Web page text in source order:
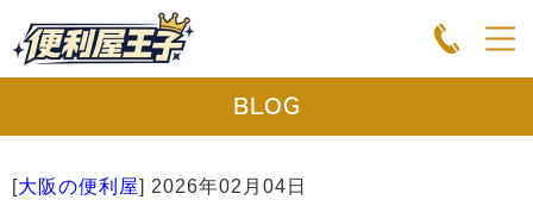
BLOG
[大阪の便利屋] 2026年02月04日